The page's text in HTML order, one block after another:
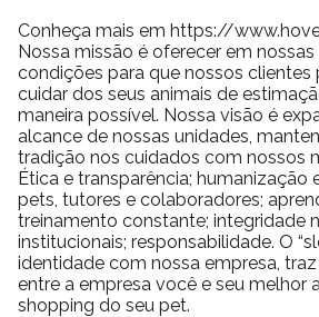
Conheça mais em https://
Nossa missão é oferecer em nossas
condições para que nossos clientes
cuidar dos seus animais de
maneira possível. Nossa visão é
alcance de nossas unidades,
tradição nos cuidados com nossos
Ética e transparência; humanização
pets, tutores e colaboradores;
treinamento constante; integridade
institucionais; responsabilidade. O
identidade com nossa empresa,
entre a empresa você e seu melhor
shopping do seu pet.